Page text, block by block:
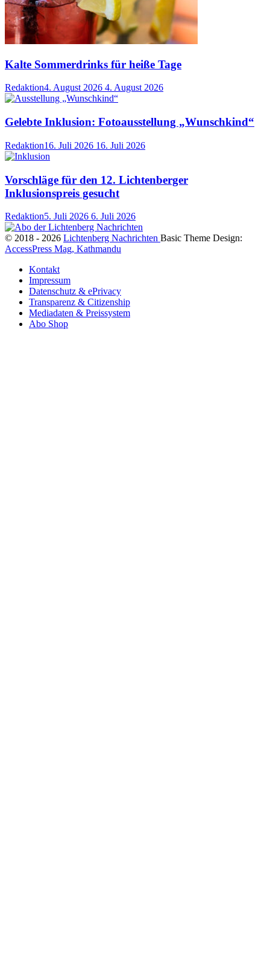
Kalte Sommerdrinks für heiße Tage
Redaktion4. August 2026 4. August 2026
Gelebte Inklusion: Fotoausstellung „Wunschkind“
Redaktion16. Juli 2026 16. Juli 2026
Vorschläge für den 12. Lichtenberger
Inklusionspreis gesucht
Redaktion5. Juli 2026 6. Juli 2026
© 2018 - 2026 Lichtenberg Nachrichten Basic Theme Design:
AccessPress Mag, Kathmandu
Kontakt
Impressum
Datenschutz & ePrivacy
Transparenz & Citizenship
Mediadaten & Preissystem
Abo Shop